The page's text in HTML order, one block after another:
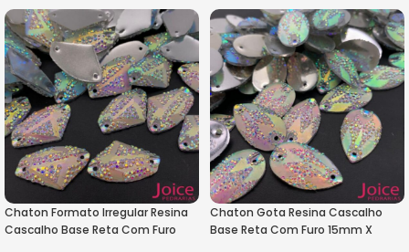
Chaton Formato Irregular Resina
Cascalho Base Reta Com Furo
Chaton Gota Resina Cascalho
Base Reta Com Furo 15mm X